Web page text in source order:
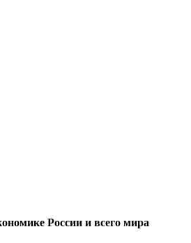
России и всего мира